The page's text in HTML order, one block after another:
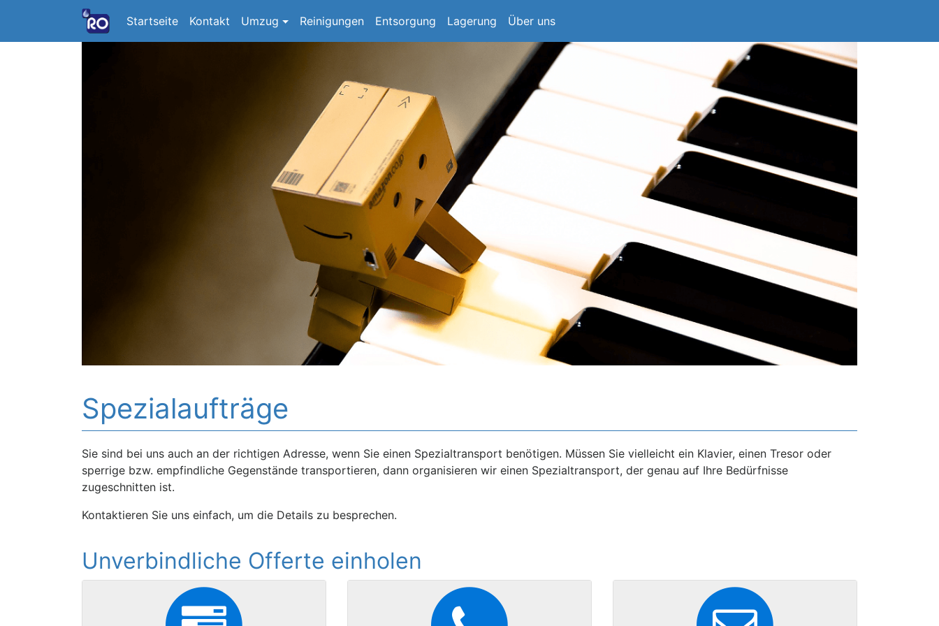
Startseite Kontakt Umzug Reinigungen Entsorgung Lagerung Über uns
Spezialaufträge
Sie sind bei uns auch an der richtigen Adresse, wenn Sie einen Spezialtransport benötigen. Müssen Sie vielleicht ein Klavier, einen Tresor oder
sperrige bzw. empfindliche Gegenstände transportieren, dann organisieren wir einen Spezialtransport, der genau auf Ihre Bedürfnisse
zugeschnitten ist.
Kontaktieren Sie uns einfach, um die Details zu besprechen.
Unverbindliche Offerte einholen